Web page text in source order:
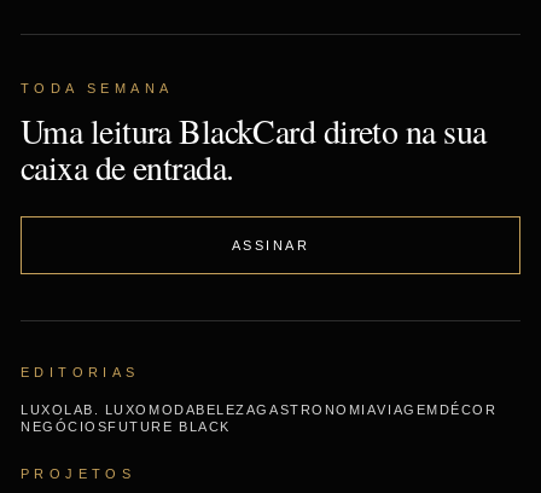
TODA SEMANA
Uma leitura BlackCard direto na sua
caixa de entrada.
ASSINAR
EDITORIAS
LUXO LAB. LUXO MODABELEZAGASTRONOMIAVIAGEM DÉCOR
NEGÓCIOSFUTURE BLACK
PROJETOS